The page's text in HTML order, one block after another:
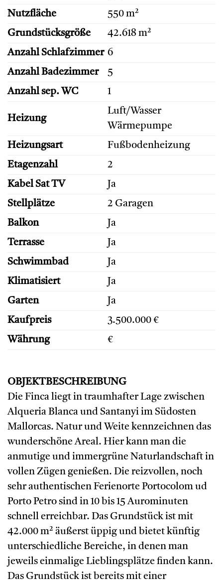
Nutzfläche
550 m²
Grundstücksgröße
42.618 m²
Anzahl Schlafzimmer 6
Anzahl Badezimmer
5
Anzahl sep. WC
1
Heizung
Luft/Wasser
Wärmepumpe
Heizungsart
Fußbodenheizung
Etagenzahl
2
Kabel Sat TV
Ja
Stellplätze
2 Garagen
Balkon
Ja
Terrasse
Ja
Schwimmbad
Ja
Klimatisiert
Ja
Garten
Ja
Kaufpreis
3.500.000 €
Währung
€
OBJEKTBESCHREIBUNG
Die Finca liegt in traumhafter Lage zwischen
Alqueria Blanca und Santanyi im Südosten
Mallorcas. Natur und Weite kennzeichnen das
wunderschöne Areal. Hier kann man die
anmutige und immergrüne Naturlandschaft in
vollen Zügen genießen. Die reizvollen, noch
sehr authentischen Ferienorte Portocolom ud
Porto Petro sind in 10 bis 15 Aurominuten
schnell erreichbar. Das Grundstück ist mit
42.000 m² äußerst üppig und bietet künftig
unterschiedliche Bereiche, in denen man
jeweils einmalige Lieblingsplätze finden kann.
Das Grundstück ist bereits mit einer